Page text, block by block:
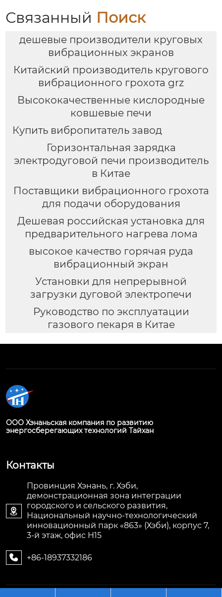
Связанный Поиск
дешевые производители круговых
вибрационных экранов
Китайский производитель кругового
вибрационного грохота grz
Высококачественные кислородные
ковшевые печи
Купить вибропитатель завод
Горизонтальная зарядка
электродуговой печи производитель
в Китае
Поставщики вибрационного грохота
для подачи оборудования
Дешевая российская установка для
предварительного нагрева лома
высокое качество горячая руда
вибрационный экран
Установки для непрерывной
загрузки дуговой электропечи
Руководство по эксплуатации
газового пекаря в Китае
ООО Хэнаньская компания по развитию
энергосберегающих технологий Тайхан
Контакты

Провинция Хэнань, г. Хэби,
демонстрационная зона интеграции
городского и сельского развития,
Национальный научно-технологический
инновационный парк «863» (Хэби), корпус 7,
3-й этаж, офис H15
 +86-18937332186